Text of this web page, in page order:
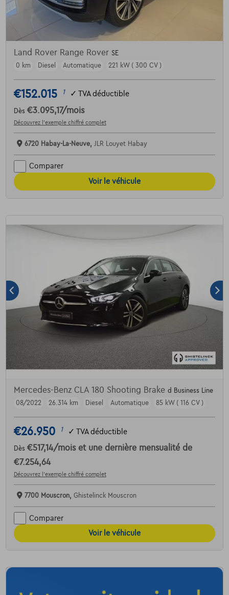
Land Rover Range Rover SE
0 km
Diesel Automatique 221 kW ( 300 CV )
€152.015 1 ✓ TVA déductible
Dès €3.095,17/mois
Découvrez l’exemple chiffré complet
6720 Habay-La-Neuve, JLR Louyet Habay
Comparer
Voir le véhicule
Mercedes-Benz CLA 180 Shooting Brake d Business Line
08/2022
26.314 km Diesel Automatique 85 kW ( 116 CV )
€26.950 1 ✓ TVA déductible
Dès €517,14/mois et une dernière mensualité de
€7.254,64
Découvrez l’exemple chiffré complet
7700 Mouscron, Ghistelinck Mouscron
Comparer
Voir le véhicule